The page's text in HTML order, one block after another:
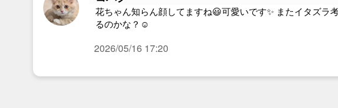
花ちゃん知らん顔してますね😃可愛いです✨ またイタズラ
るのかな？☺️
2026/05/16 17:20